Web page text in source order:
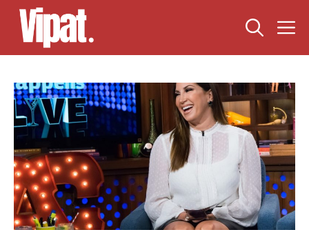
Skip
content